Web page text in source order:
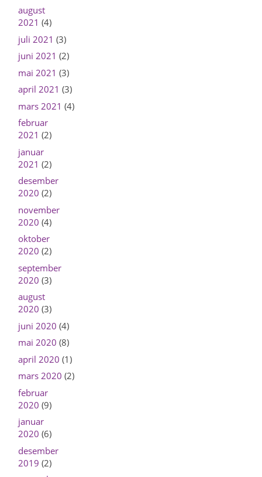
august
2021 (4)
juli 2021 (3)
juni 2021 (2)
mai 2021 (3)
april 2021 (3)
mars 2021 (4)
februar
2021 (2)
januar
2021 (2)
desember
2020 (2)
november
2020 (4)
oktober
2020 (2)
september
2020 (3)
august
2020 (3)
juni 2020 (4)
mai 2020 (8)
april 2020 (1)
mars 2020 (2)
februar
2020 (9)
januar
2020 (6)
desember
2019 (2)